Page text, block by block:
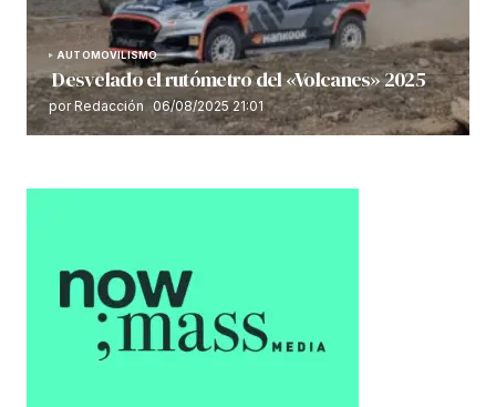
AUTOMOVILISMO
Desvelado el rutómetro del «Volcanes» 2025
por Redacción 06/08/2025 21:01